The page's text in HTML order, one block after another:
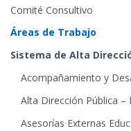
Comité Consultivo
Áreas de Trabajo
Sistema de Alta
Acompañamiento y
Alta Dirección Pública –
Asesorías Externas